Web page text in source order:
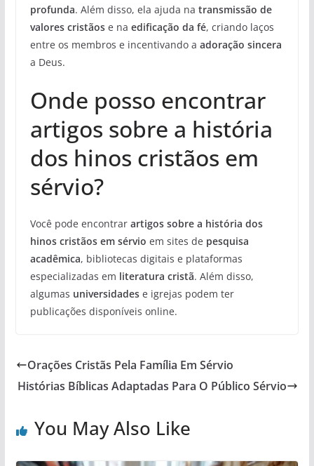
profunda. Além disso, ela ajuda na transmissão de
valores cristãose na edificação da fé, criando laços
entre os membros e incentivando a adoração sincera
a Deus.
Onde posso encontrar
artigos sobre a história
dos hinos cristãos em
sérvio?
Você pode encontrar artigos sobre a história dos
hinos cristãos em sérvio em sites de pesquisa
acadêmica, bibliotecas digitais e plataformas
especializadas em literatura cristã. Além disso,
algumas universidadese igrejas podem ter
publicações disponíveis online.
Orações Cristãs Pela Família Em Sérvio
Histórias Bíblicas Adaptadas Para O Público Sérvio
You May Also Like